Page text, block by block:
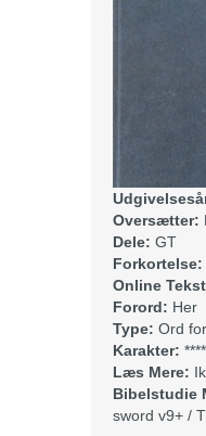
Oversætter:
Dele: GT
Forkortelse:
Online
Forord: Her
Type: Ord
Karakter: ****
Læs Mere:
Bibelstudie
sword v9+ /